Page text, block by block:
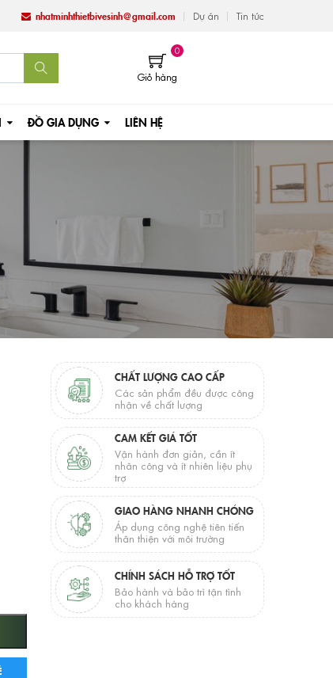
nhatminhthietbivesinh@gmail.com Dự án Tin tức
0
Giỏ hàng
ĐỒ GIA DỤNG LIÊN HỆ
CHẤT LƯỢNG CAO CẤP
Các sản phẩm đều được công
nhận về chất lượng
CAM KẾT GIÁ TỐT
Vận hành đơn giản, cần ít
nhân công và ít nhiên liệu phụ
trợ
GIAO HÀNG NHANH CHÓNG
Áp dụng công nghệ tiên tiến
thân thiện với môi trường
CHÍNH SÁCH HỖ TRỢ TỐT
Bảo hành và bảo trì tận tình
cho khách hàng